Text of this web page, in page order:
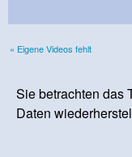
« Eigene Videos fehlt
Sie betrachten das
Daten